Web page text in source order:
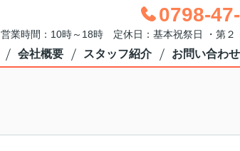
0798-
営業時間：10時～18時 定休日：基本祝祭日 ・第２
会社概要 スタッフ紹介 お問い合わせ